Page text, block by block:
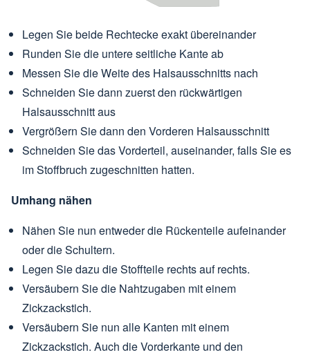
Legen Sie beide Rechtecke exakt übereinander
Runden Sie die untere seitliche Kante ab
Messen Sie die Weite des Halsausschnitts nach
Schneiden Sie dann zuerst den rückwärtigen
Halsausschnitt aus
Vergrößern Sie dann den Vorderen Halsausschnitt
Schneiden Sie das Vorderteil, auseinander, falls Sie es
im Stoffbruch zugeschnitten hatten.
Umhang nähen
Nähen Sie nun entweder die Rückenteile aufeinander
oder die Schultern.
Legen Sie dazu die Stoffteile rechts auf rechts.
Versäubern Sie die Nahtzugaben mit einem
Zickzackstich.
Versäubern Sie nun alle Kanten mit einem
Zickzackstich. Auch die Vorderkante und den